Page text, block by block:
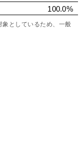
100.0%
としているため、一般